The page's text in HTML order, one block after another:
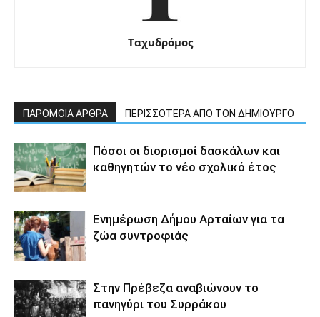
Ταχυδρόμος
ΠΑΡΟΜΟΙΑ ΑΡΘΡΑ ΠΕΡΙΣΣΟΤΕΡΑ ΑΠΟ ΤΟΝ ΔΗΜΙΟΥΡΓΟ
Πόσοι οι διορισμοί δασκάλων και
καθηγητών το νέο σχολικό έτος
Ενημέρωση Δήμου Αρταίων για τα
ζώα συντροφιάς
Στην Πρέβεζα αναβιώνουν το
πανηγύρι του Συρράκου